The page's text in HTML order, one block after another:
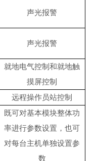
声光报警
声光报警
就地电气控制和就地触
摸屏控制
远程操作员站控制
既可对基本模块整体功
率进行参数设置，也可
对每台主机单独设置参
数